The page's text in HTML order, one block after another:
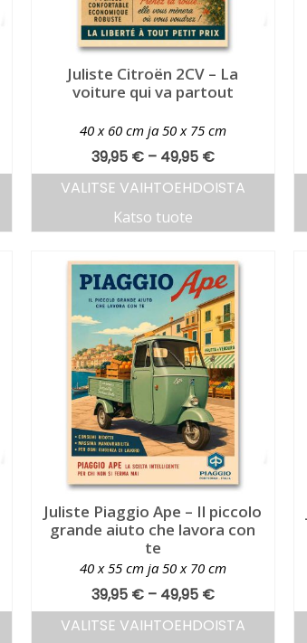
Juliste Citroën 2CV – La
voiture qui va partout
40 x 60 cm ja 50 x 75 cm
39,95 € – 49,95 €
VALITSE VAIHTOEHDOISTA
Katso tuote
Juliste Piaggio Ape – Il piccolo
grande aiuto che lavora con
te
40 x 55 cm ja 50 x 70 cm
39,95 € – 49,95 €
VALITSE VAIHTOEHDOISTA